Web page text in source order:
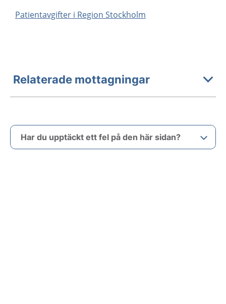
Patientavgifter i Region Stockholm
Relaterade mottagningar
Har du upptäckt ett fel på den här sidan?